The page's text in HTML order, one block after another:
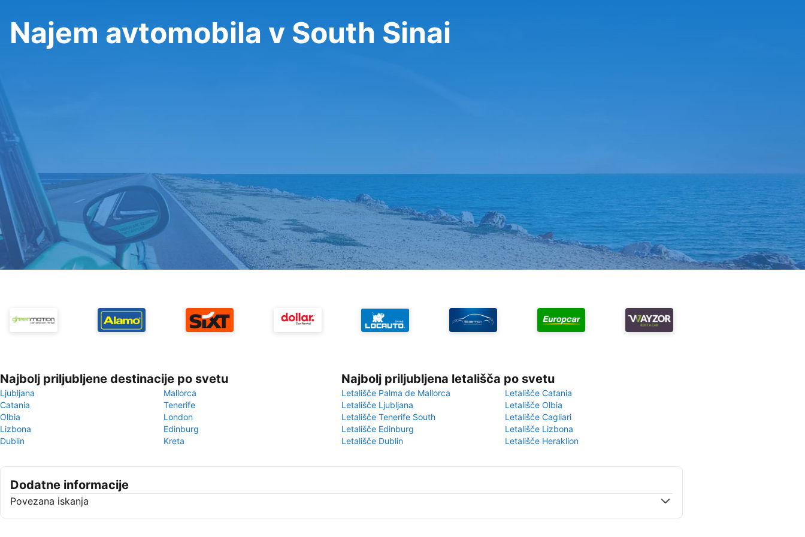
Najem avtomobila v South Sinai
Najbolj priljubljene destinacije po svetu
Ljubljana
Mallorca
Catania
Tenerife
Olbia
London
Lizbona
Edinburg
Dublin
Kreta
Najbolj priljubljena letališča po svetu
Letališče Palma de Mallorca
Letališče Catania
Letališče Ljubljana
Letališče Olbia
Letališče Tenerife South
Letališče Cagliari
Letališče Edinburg
Letališče Lizbona
Letališče Dublin
Letališče Heraklion
Dodatne informacije
Povezana iskanja